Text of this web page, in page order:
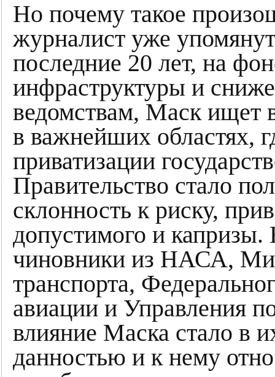
Но почему такое
журналист уже
последние 20 лет, на
инфраструктуры и
ведомствам, Маск ищет
в важнейших областях,
приватизации
Правительство стало
склонность к риску,
допустимого и
чиновники из НАСА,
транспорта,
авиации и Управления
влияние Маска стало в
данностью и к нему